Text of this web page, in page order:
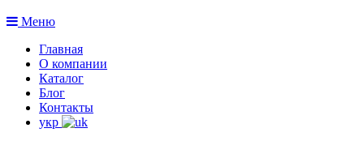
Меню
Главная
О компании
Каталог
Блог
Контакты
укр